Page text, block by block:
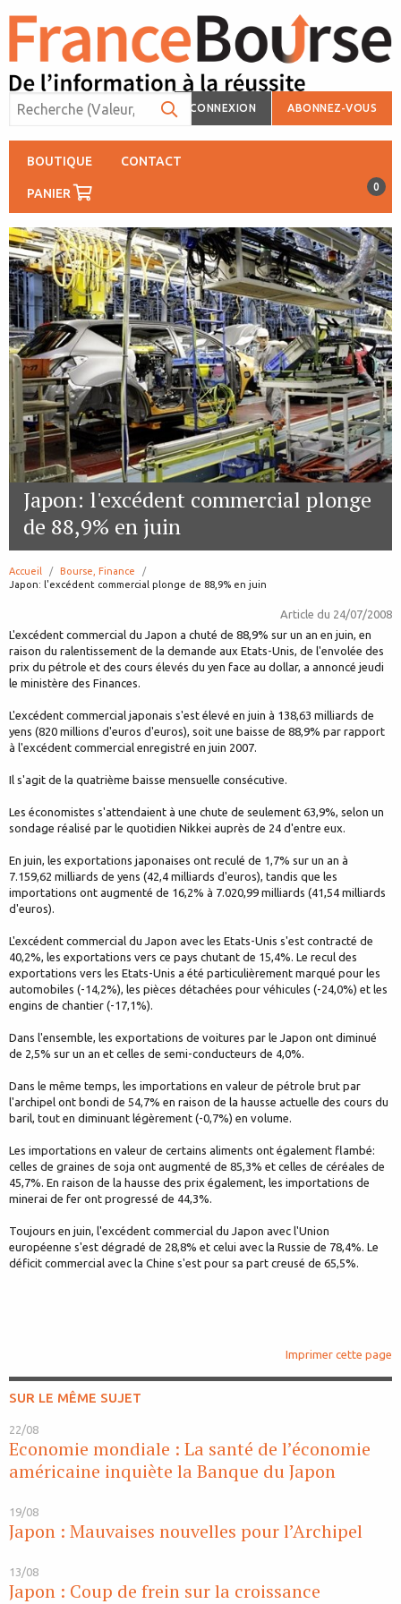
CONNEXION ABONNEZ-VOUS
BOUTIQUE CONTACT
PANIER 0
Japon: l'excédent commercial plonge
de 88,9% en juin
Accueil
Bourse, Finance
page:
Japon: l'excédent commercial plonge de 88,9% en juin
Article du 24/07/2008
L'excédent commercial du Japon a chuté de 88,9% sur un an en juin, en
raison du ralentissement de la demande aux Etats-Unis, de l'envolée des
prix du pétrole et des cours élevés du yen face au dollar, a annoncé jeudi
le ministère des Finances.
L'excédent commercial japonais s'est élevé en juin à 138,63 milliards de
yens (820 millions d'euros d'euros), soit une baisse de 88,9% par rapport
à l'excédent commercial enregistré en juin 2007.
Il s'agit de la quatrième baisse mensuelle consécutive.
Les économistes s'attendaient à une chute de seulement 63,9%, selon un
sondage réalisé par le quotidien Nikkei auprès de 24 d'entre eux.
En juin, les exportations japonaises ont reculé de 1,7% sur un an à
7.159,62 milliards de yens (42,4 milliards d'euros), tandis que les
importations ont augmenté de 16,2% à 7.020,99 milliards (41,54 milliards
d'euros).
L'excédent commercial du Japon avec les Etats-Unis s'est contracté de
40,2%, les exportations vers ce pays chutant de 15,4%. Le recul des
exportations vers les Etats-Unis a été particulièrement marqué pour les
automobiles (-14,2%), les pièces détachées pour véhicules (-24,0%) et les
engins de chantier (-17,1%).
Dans l'ensemble, les exportations de voitures par le Japon ont diminué
de 2,5% sur un an et celles de semi-conducteurs de 4,0%.
Dans le même temps, les importations en valeur de pétrole brut par
l'archipel ont bondi de 54,7% en raison de la hausse actuelle des cours du
baril, tout en diminuant légèrement (-0,7%) en volume.
Les importations en valeur de certains aliments ont également flambé:
celles de graines de soja ont augmenté de 85,3% et celles de céréales de
45,7%. En raison de la hausse des prix également, les importations de
minerai de fer ont progressé de 44,3%.
Toujours en juin, l'excédent commercial du Japon avec l'Union
européenne s'est dégradé de 28,8% et celui avec la Russie de 78,4%. Le
déficit commercial avec la Chine s'est pour sa part creusé de 65,5%.
Imprimer cette page
SUR LE MÊME SUJET
22/08
Economie mondiale : La santé de l’économie
américaine inquiète la Banque du Japon
19/08
Japon : Mauvaises nouvelles pour l’Archipel
13/08
Japon : Coup de frein sur la croissance